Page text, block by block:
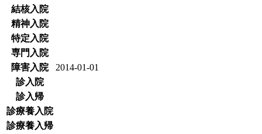
結核入院
精神入院
特定入院
専門入院
障害入院
2014-01-01
診入院
診入帰
診療養入院
診療養入帰